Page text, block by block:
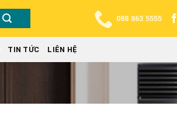
088 863 5555
TIN TỨC LIÊN HỆ